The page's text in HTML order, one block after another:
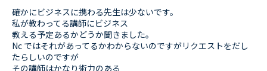
確かにビジネスに携わる先生は少ないです。
私が教わってる講師にビジネス
教える予定あるかどうか聞きました。
Nc ではそれがあってるかわからないのですがリクエストをだし
たらしいのですが
その講師はかなり術力のある